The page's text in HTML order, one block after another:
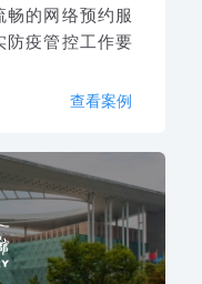
畅的网络预约服
防疫管控工作要
查看案例